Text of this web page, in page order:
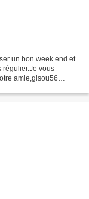
un bon week end et
régulier.Je vous
amie,gisou56